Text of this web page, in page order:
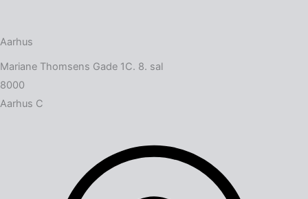
Aarhus
Mariane Thomsens Gade 1C. 8. sal
8000
Aarhus C